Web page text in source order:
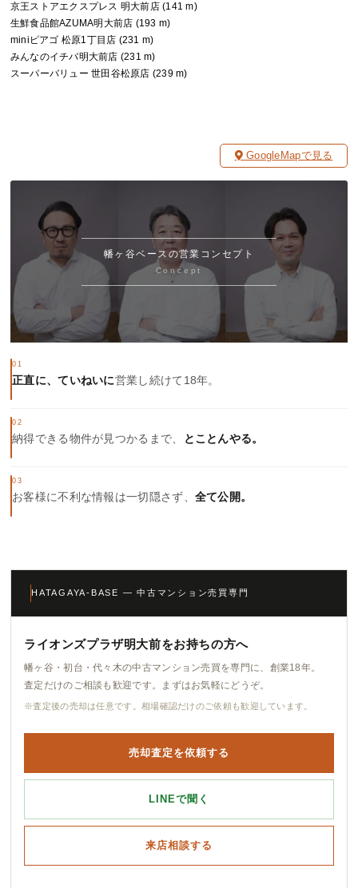
京王ストアエクスプレス 明大前店 (141 m)
生鮮食品館AZUMA明大前店 (193 m)
miniピアゴ 松原1丁目店 (231 m)
みんなのイチバ明大前店 (231 m)
スーパーバリュー 世田谷松原店 (239 m)
GoogleMapで見る
幡ヶ谷ベースの営業コンセプト
Concept
01
正直に、ていねいに営業し続けて18年。
02
納得できる物件が見つかるまで、 とことんやる。
03
お客様に不利な情報は一切隠さず、 全て公開。
HATAGAYA-BASE — 中古マンション売買専門
ライオンズプラザ明大前をお持ちの方へ
幡ヶ谷・初台・代々木の中古マンション売買を専門に、創業18年。
査定だけのご相談も歓迎です。まずはお気軽にどうぞ。
※査定後の売却は任意です。相場確認だけのご依頼も歓迎しています。
売却査定を依頼する
LINEで聞く
来店相談する